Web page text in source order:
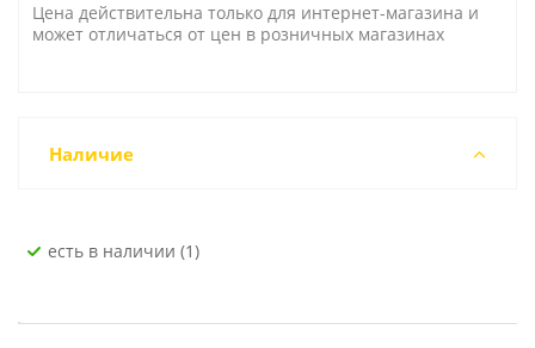
Цена действительна только для интернет-магазина и
может отличаться от цен в розничных магазинах
Наличие
Есть в наличии (1)